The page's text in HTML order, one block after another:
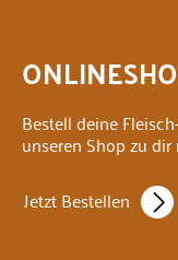
Bestell deine
unseren Shop zu dir
Jetzt Bestellen